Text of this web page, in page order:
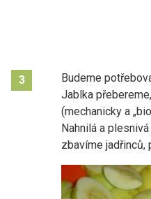
3
Budeme
Jablka
(mechanicky a
Nahnilá a
zbavíme jadřinců,